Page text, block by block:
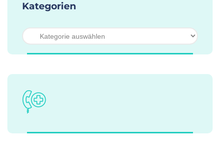
Kategorien